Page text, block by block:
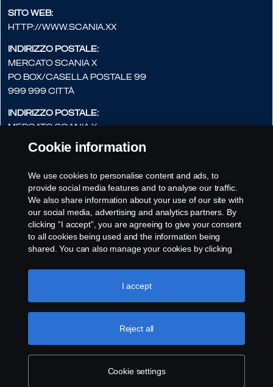
Sito web:
http://www.scania.xx
Indirizzo postale:
Mercato Scania X
PO Box/Casella postale 99
999 999 Città
Indirizzo postale:
Mercato Scania X
Nome via, 99
Indirizzo e-mail:
marknad_x@scania.xx
Cookie information
We use cookies to personalise content and ads, to
provide social media features and to analyse our traffic.
We also share information about your use of our site with
our social media, advertising and analytics partners. By
clicking “I accept”, you are agreeing to give your consent
to all cookies being used and the information being
shared. You can also manage your cookies by clicking
like to accept. For a more detailed explanation of how we
use cookies, please visit our cookies section, which you
Cookie settings
Reject all
I accept